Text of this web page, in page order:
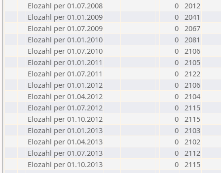
Elozahl per 01.07.2008
0 2012
Elozahl per 01.01.2009
0 2041
Elozahl per 01.07.2009
0 2067
Elozahl per 01.01.2010
0 2081
Elozahl per 01.07.2010
0 2106
Elozahl per 01.01.2011
0 2105
Elozahl per 01.07.2011
0 2122
Elozahl per 01.01.2012
0 2106
Elozahl per 01.04.2012
0 2104
Elozahl per 01.07.2012
0 2115
Elozahl per 01.10.2012
0 2115
Elozahl per 01.01.2013
0 2103
Elozahl per 01.04.2013
0 2102
Elozahl per 01.07.2013
0 2112
Elozahl per 01.10.2013
0 2115